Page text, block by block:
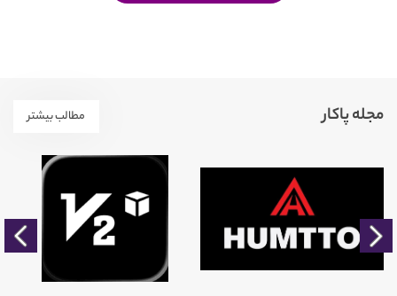
مجله پاکار مطالب بیشتر